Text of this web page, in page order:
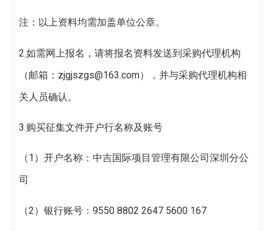
注：以上资料均需加盖单位公章。
2.如需网上报名，请将报名资料发送到采购代理机构
（邮箱：zjgjszgs@163.com），并与采购代理机构相
关人员确认。
3.购买征集文件开户行名称及账号
（1）开户名称：中吉国际项目管理有限公司深圳分公
司
（2）银行账号：9550 8802 2647 5600 167